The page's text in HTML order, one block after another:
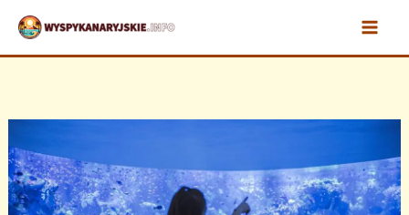
Przejdź
treści